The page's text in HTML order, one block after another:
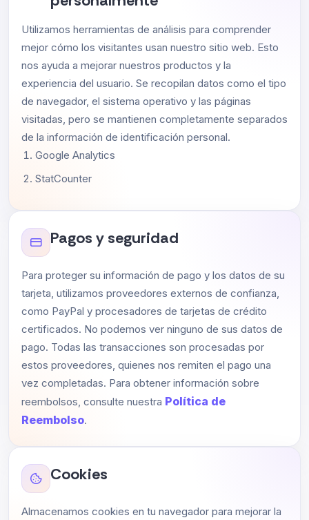
Utilizamos herramientas de análisis para comprender
mejor cómo los visitantes usan nuestro sitio web. Esto
nos ayuda a mejorar nuestros productos y la
experiencia del usuario. Se recopilan datos como el tipo
de navegador, el sistema operativo y las páginas
visitadas, pero se mantienen completamente separados
de la información de identificación personal.
Google Analytics
StatCounter
Pagos y seguridad
Para proteger su información de pago y los datos de su
tarjeta, utilizamos proveedores externos de confianza,
como PayPal y procesadores de tarjetas de crédito
certificados. No podemos ver ninguno de sus datos de
pago. Todas las transacciones son procesadas por
estos proveedores, quienes nos remiten el pago una
vez completadas. Para obtener información sobre
reembolsos, consulte nuestra Política de
Reembolso.
Cookies
Almacenamos cookies en tu navegador para mejorar la